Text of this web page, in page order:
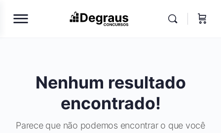
Nenhum resultado
encontrado!
Parece que não podemos encontrar o que você